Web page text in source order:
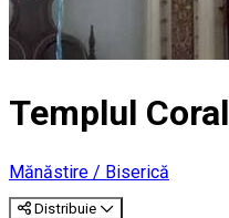
Templul Coral
Mănăstire / Biserică
Distribuie